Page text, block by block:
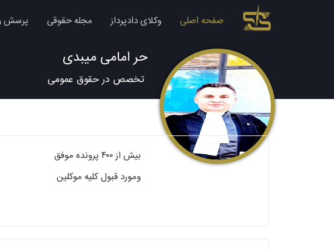
صفحه اصلی وکلای دادپرداز مجله حقوقی پرسش
حر امامی میبدی
تخصص در حقوق عمومی
بیش از ۴۰۰ پرونده موفق
ومورد قبول کلیه موکلین